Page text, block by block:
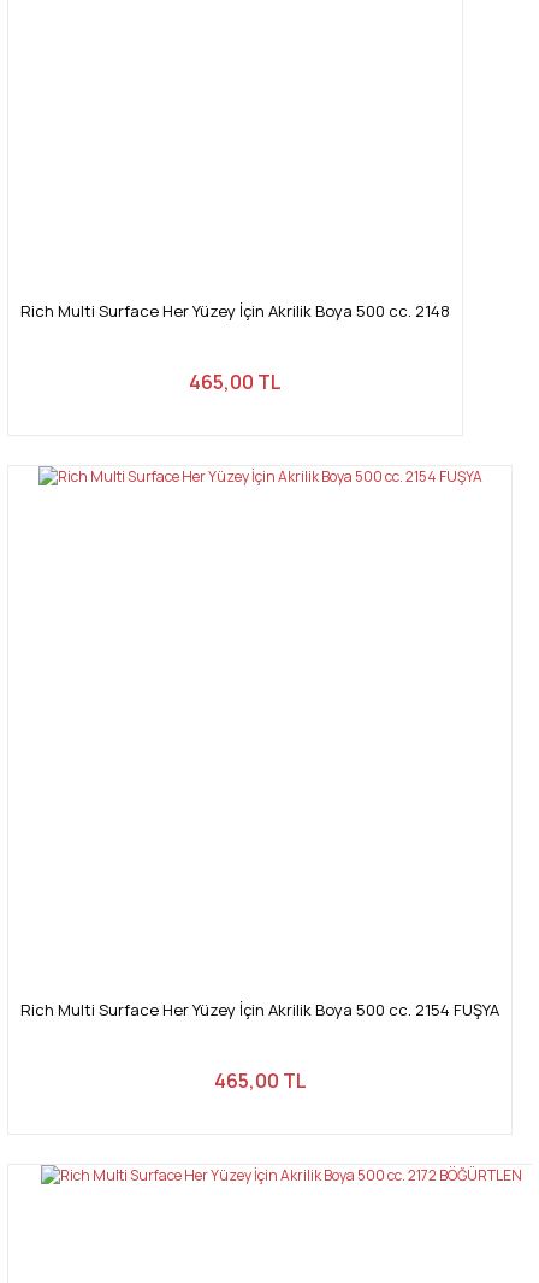
Rich Multi Surface Her Yüzey İçin Akrilik Boya 500 cc. 2148
465,00 TL
Rich Multi Surface Her Yüzey İçin Akrilik Boya 500 cc. 2154 FUŞYA
465,00 TL